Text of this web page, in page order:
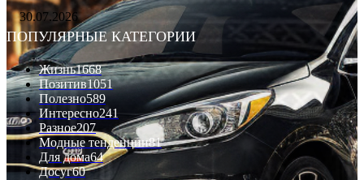
30.07.2026
ПОПУЛЯРНЫЕ КАТЕГОРИИ
Жизнь1668
Позитив1051
Полезно589
Интересно241
Разное207
Модные тенденции81
Для дома64
Досуг60